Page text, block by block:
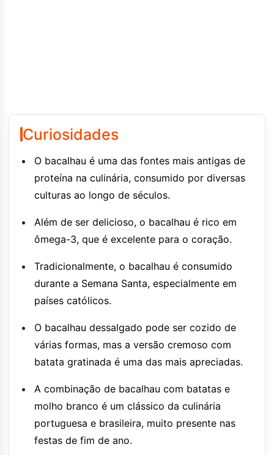
Curiosidades
O bacalhau é uma das fontes mais antigas de
proteína na culinária, consumido por diversas
culturas ao longo de séculos.
Além de ser delicioso, o bacalhau é rico em
ômega-3, que é excelente para o coração.
Tradicionalmente, o bacalhau é consumido
durante a Semana Santa, especialmente em
países católicos.
O bacalhau dessalgado pode ser cozido de
várias formas, mas a versão cremoso com
batata gratinada é uma das mais apreciadas.
A combinação de bacalhau com batatas e
molho branco é um clássico da culinária
portuguesa e brasileira, muito presente nas
festas de fim de ano.